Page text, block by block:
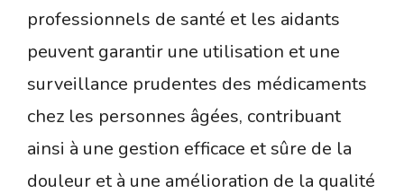
professionnels de santé et les aidants
peuvent garantir une utilisation et une
surveillance prudentes des médicaments
chez les personnes âgées, contribuant
ainsi à une gestion efficace et sûre de la
douleur et à une amélioration de la qualité